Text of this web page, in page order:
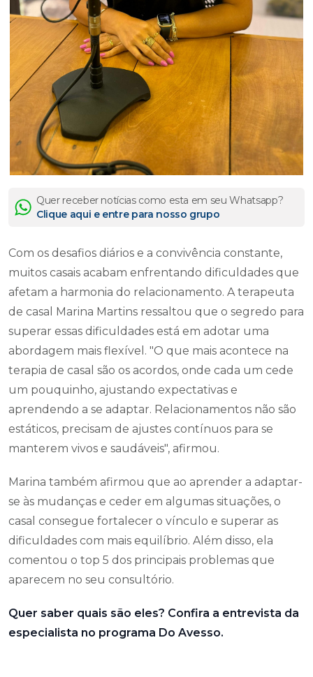
Quer receber notícias como esta em seu Whatsapp?
Clique aqui e entre para nosso grupo
Com os desafios diários e a convivência constante,
muitos casais acabam enfrentando dificuldades que
afetam a harmonia do relacionamento. A terapeuta
de casal Marina Martins ressaltou que o segredo para
superar essas dificuldades está em adotar uma
abordagem mais flexível. "O que mais acontece na
terapia de casal são os acordos, onde cada um cede
um pouquinho, ajustando expectativas e
aprendendo a se adaptar. Relacionamentos não são
estáticos, precisam de ajustes contínuos para se
manterem vivos e saudáveis", afirmou.
Marina também afirmou que ao aprender a adaptar-
se às mudanças e ceder em algumas situações, o
casal consegue fortalecer o vínculo e superar as
dificuldades com mais equilíbrio. Além disso, ela
comentou o top 5 dos principais problemas que
aparecem no seu consultório.
Quer saber quais são eles? Confira a entrevista da
especialista no programa Do Avesso.